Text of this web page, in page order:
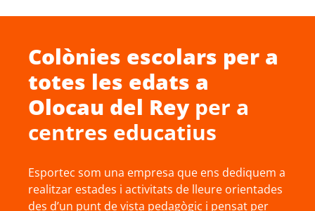
Colònies escolars per a
totes les edats a
Olocau del Reyper a
centres educatius
Esportec som una empresa que ens dediquem a
realitzar estades i activitats de lleure orientades
des d’un punt de vista pedagògic i pensat per